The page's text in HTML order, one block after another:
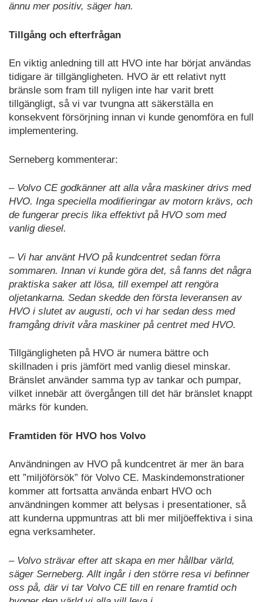
ännu mer positiv, säger han.
Tillgång och efterfrågan
En viktig anledning till att HVO inte har börjat användas
tidigare är tillgängligheten. HVO är ett relativt nytt
bränsle som fram till nyligen inte har varit brett
tillgängligt, så vi var tvungna att säkerställa en
konsekvent försörjning innan vi kunde genomföra en full
implementering.
Serneberg kommenterar:
– Volvo CE godkänner att alla våra maskiner drivs med
HVO. Inga speciella modifieringar av motorn krävs, och
de fungerar precis lika effektivt på HVO som med
vanlig diesel.
– Vi har använt HVO på kundcentret sedan förra
sommaren. Innan vi kunde göra det, så fanns det några
praktiska saker att lösa, till exempel att rengöra
oljetankarna. Sedan skedde den första leveransen av
HVO i slutet av augusti, och vi har sedan dess med
framgång drivit våra maskiner på centret med HVO.
Tillgängligheten på HVO är numera bättre och
skillnaden i pris jämfört med vanlig diesel minskar.
Bränslet använder samma typ av tankar och pumpar,
vilket innebär att övergången till det här bränslet knappt
märks för kunden.
Framtiden för HVO hos Volvo
Användningen av HVO på kundcentret är mer än bara
ett ”miljöförsök” för Volvo CE. Maskindemonstrationer
kommer att fortsatta använda enbart HVO och
användningen kommer att belysas i presentationer, så
att kunderna uppmuntras att bli mer miljöeffektiva i sina
egna verksamheter.
– Volvo strävar efter att skapa en mer hållbar värld,
säger Serneberg. Allt ingår i den större resa vi befinner
oss på, där vi tar Volvo CE till en renare framtid och